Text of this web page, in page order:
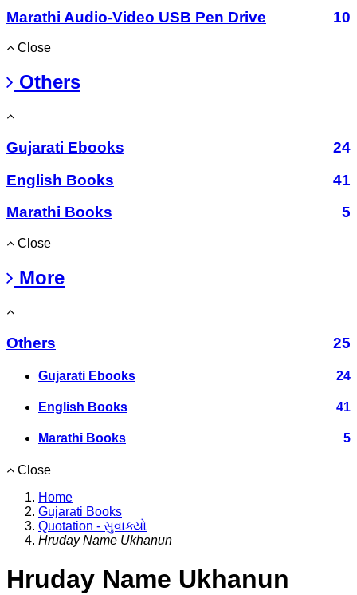
Marathi Audio-Video USB Pen Drive
10
Close
Others
Gujarati Ebooks
24
English Books
41
Marathi Books
5
Close
More
Others 25
Gujarati Ebooks 24
English Books 41
Marathi Books 5
Close
Home
Gujarati Books
Quotation - સુવાક્યો
Hruday Name Ukhanun
Hruday Name Ukhanun